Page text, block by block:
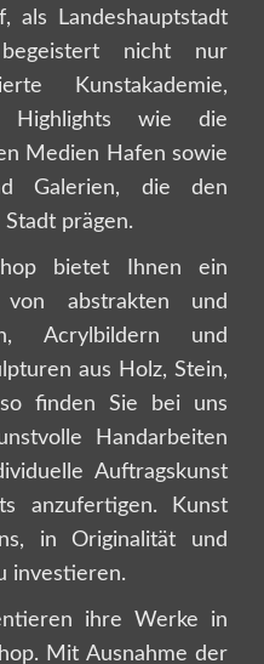
als Landeshauptstadt
begeistert nicht nur
Kunstakademie,
Highlights wie die
Medien Hafen sowie
Galerien, die den
prägen.
bietet Ihnen ein
von abstrakten und
Acrylbildern und
aus Holz, Stein,
finden Sie bei uns
Handarbeiten
Auftragskunst
anzufertigen. Kunst
in Originalität und
investieren.
ihre Werke in
Mit Ausnahme der